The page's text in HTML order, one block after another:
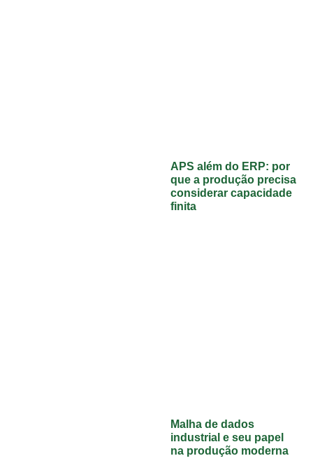
APS além do ERP: por
que a produção precisa
considerar capacidade
finita
Malha de dados
industrial e seu papel
na produção moderna